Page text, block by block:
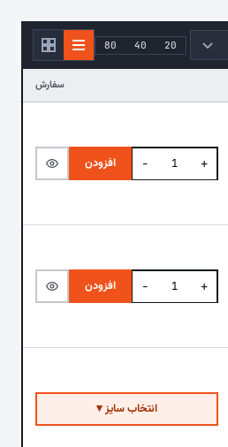
20
40
80
سفارش
+
− افزودن
+
− افزودن
انتخاب سایز ▾